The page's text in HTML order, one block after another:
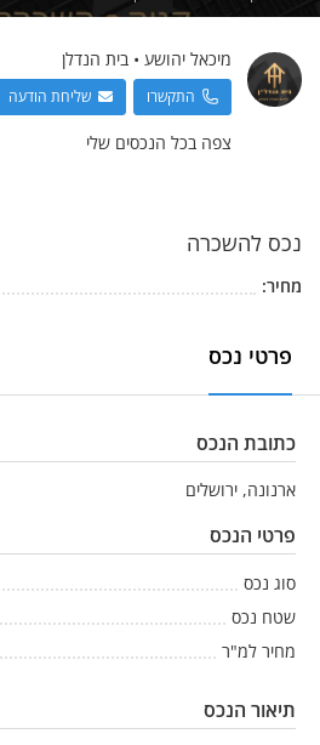
מיכאל יהושע • בית הנדלן
התקשרו שליחת הודעה
צפה בכל הנכסים שלי
נכס להשכרה
מחיר:
פרטי נכס
כתובת הנכס
ארנונה, ירושלים
פרטי הנכס
סוג נכס
שטח נכס
מחיר למ"ר
תיאור הנכס